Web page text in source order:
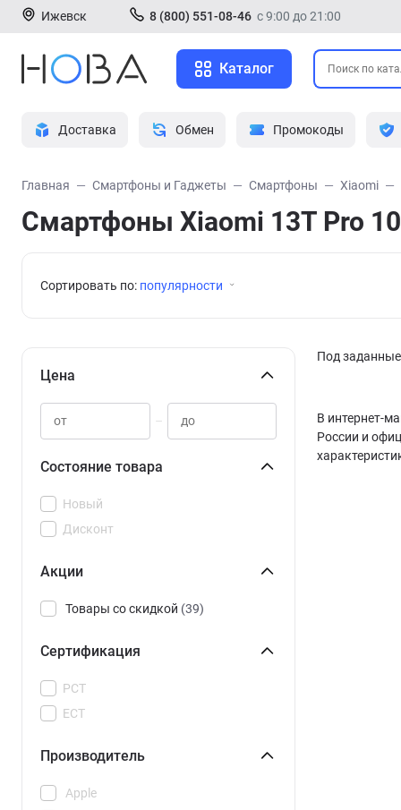
Ижевск 8 (800) 551-08-46 с 9:00 до 21:00
Каталог
Доставка Обмен Промокоды
Главная Смартфоны и Гаджеты Смартфоны Xiaomi
Смартфоны Xiaomi 13T Pro
Сортировать по: популярности
Цена
–
Состояние товара
Новый
Дисконт
Акции
Товары со скидкой (39)
Сертификация
РСТ
ЕСТ
Производитель
Apple
Под
В интернет-
России и